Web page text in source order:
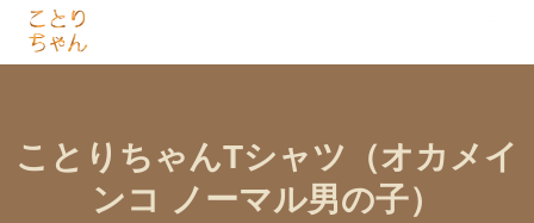
ことりちゃんTシャツ（オカメイ
ンコ ノーマル男の子）